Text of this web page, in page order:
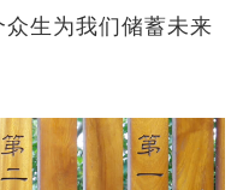
生为我们储蓄未来